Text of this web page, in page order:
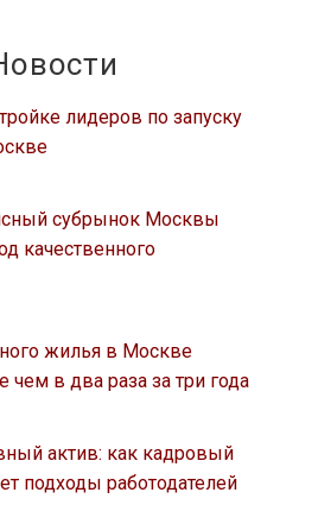
лидеров по запуску
субрынок Москвы
качественного
жилья в Москве
чем в два раза за три года
актив: как кадровый
подходы работодателей